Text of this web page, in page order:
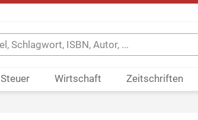
Steuer Wirtschaft Zeitschriften